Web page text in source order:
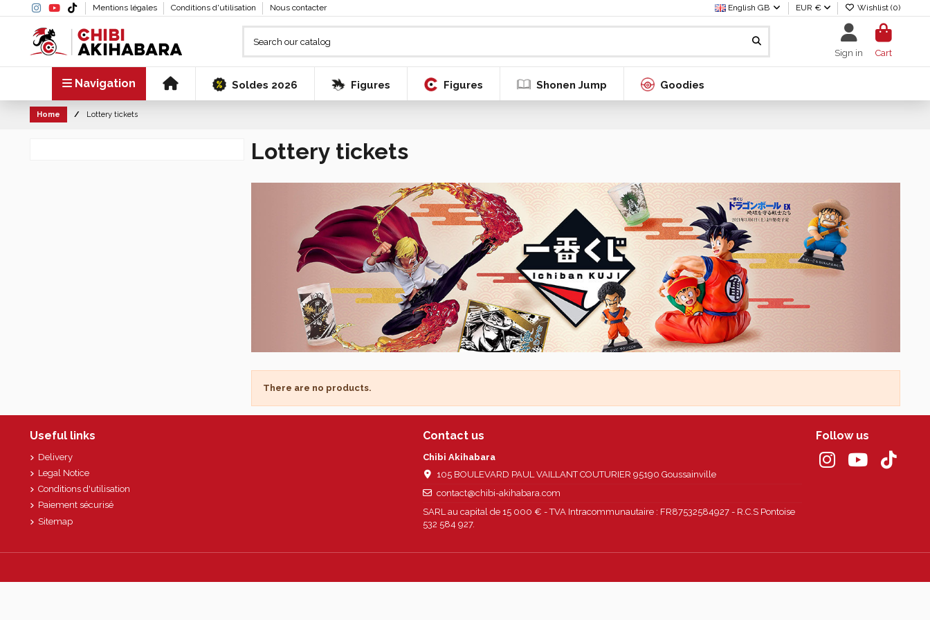
Mentions légales Conditions d'utilisation Nous contacter English GB EUR € Wishlist (0)
Sign in Cart
Navigation Soldes 2026 Figures Figures Shonen Jump Goodies
Home Lottery tickets
Lottery tickets
There are no products.
Useful links
Delivery
Legal Notice
Conditions d'utilisation
Paiement sécurisé
Sitemap
Contact us
Chibi Akihabara
105 BOULEVARD PAUL VAILLANT COUTURIER 95190 Goussainville
contact@chibi-akihabara.com
SARL au capital de 15 000 € - TVA Intracommunautaire : FR87532584927 - R.C.S Pontoise
532 584 927.
Follow us